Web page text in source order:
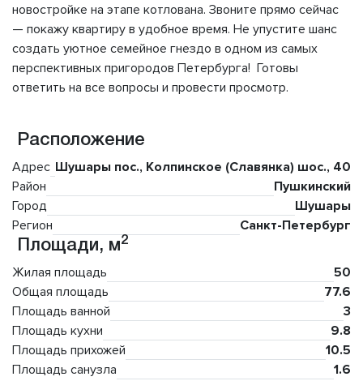
новостройке на этапе котлована. Звоните прямо сейчас
— покажу квартиру в удобное время. Не упустите шанс
создать уютное семейное гнездо в одном из самых
перспективных пригородов Петербурга! Готовы
ответить на все вопросы и провести просмотр.
Расположение
Адрес Шушары пос., Колпинское (Славянка) шос., 40
Район
Пушкинский
Город
Шушары
Регион
Санкт-Петербург
Площади, м2
Жилая площадь
50
Общая площадь
77.6
Площадь ванной
3
Площадь кухни
9.8
Площадь прихожей
10.5
Площадь санузла
1.6